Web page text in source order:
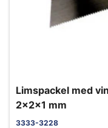
Limspackel med
2x2x1 mm
3333-3228